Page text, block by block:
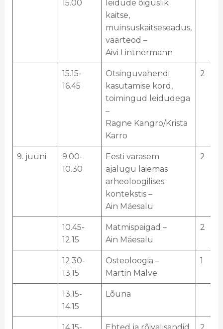
15.00
leidude õiguslik
kaitse,
muinsuskaitseseadus,
väärteod –
Aivi Lintnermann
15.15-
16.45
Otsinguvahendi
kasutamise kord,
toimingud leidudega
–
Ragne Kangro/Krista
Karro
2
9. juuni
9.00-
10.30
Eesti varasem
ajalugu laiemas
arheoloogilises
kontekstis –
Ain Mäesalu
2
10.45-
12.15
Matmispaigad –
Ain Mäesalu
2
12.30-
13.15
Osteoloogia –
Martin Malve
1
13.15-
14.15
Lõuna